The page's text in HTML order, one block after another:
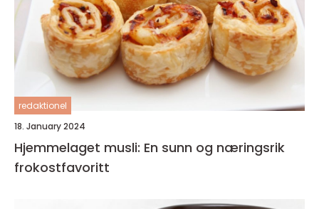
redaktionel
18. January 2024
Hjemmelaget musli: En sunn og næringsrik
frokostfavoritt